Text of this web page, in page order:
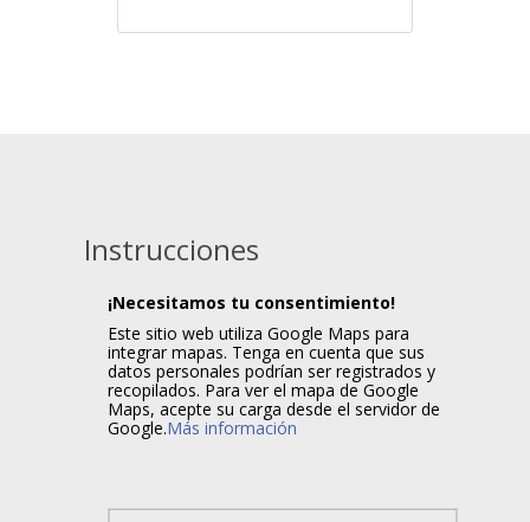
Instrucciones
¡Necesitamos tu consentimiento!
Este sitio web utiliza Google Maps para
integrar mapas. Tenga en cuenta que sus
datos personales podrían ser registrados y
recopilados. Para ver el mapa de Google
Maps, acepte su carga desde el servidor de
Google.Más información